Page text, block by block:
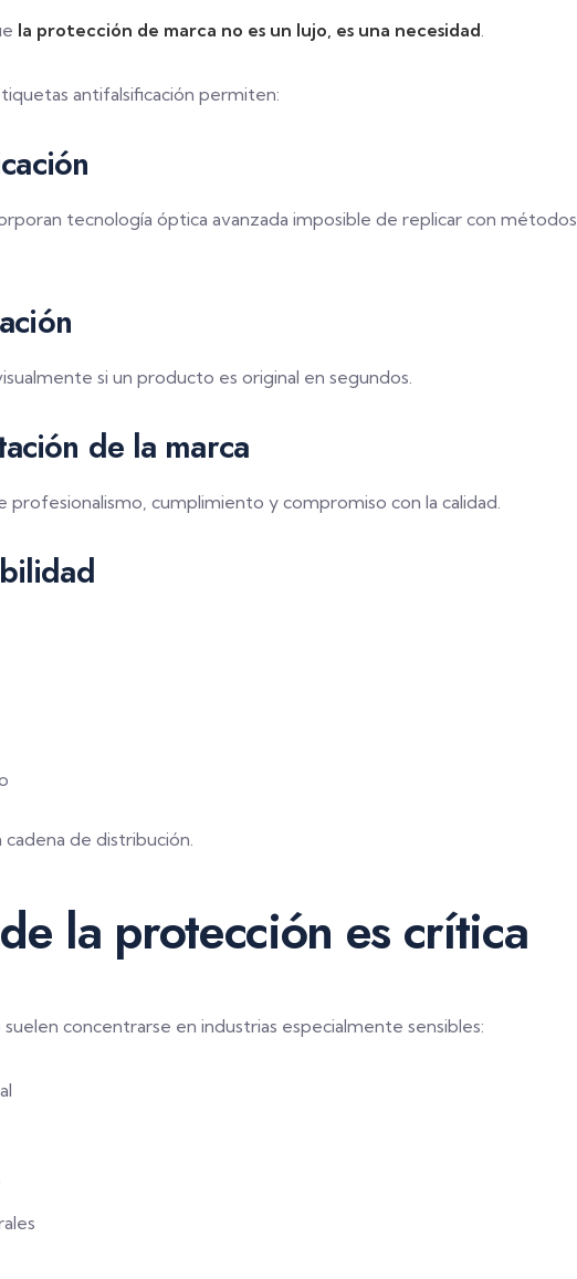
la protección de marca no es un lujo, es una necesidad.
antifalsificación permiten:
tecnología óptica avanzada imposible de replicar con métodos
si un producto es original en segundos.
de la marca
cumplimiento y compromiso con la calidad.
de distribución.
la protección es crítica
concentrarse en industrias especialmente sensibles: